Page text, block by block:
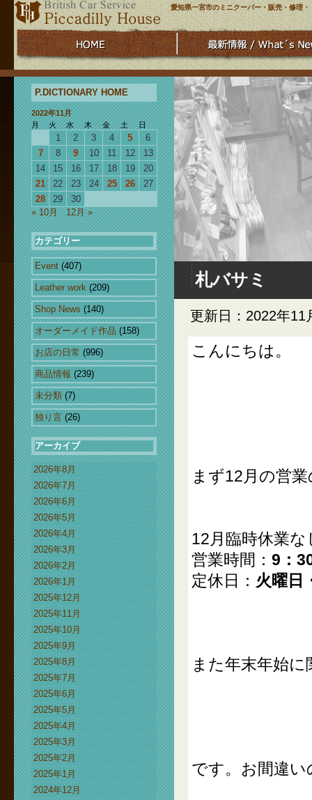
愛知県一宮市のミニクーパー・販売・修理
P.DICTIONARY HOME
2022年11月
月
火 水 木 金 土 日
1 2 3 4 5
6
7
8 9 10 11 12
13
14
15 16 17 18 19
20
21
22 23 24 25 26
27
28
29
30
« 10月
12月 »
カテゴリー
Event (407)
Leather work (209)
Shop News (140)
オーダーメイド作品 (158)
お店の日常 (996)
商品情報 (239)
未分類 (7)
独り言 (26)
アーカイブ
2026年8月
2026年7月
2026年6月
2026年5月
2026年4月
2026年3月
2026年2月
2026年1月
2025年12月
2025年11月
2025年10月
2025年9月
2025年8月
2025年7月
2025年6月
2025年5月
2025年4月
2025年3月
2025年2月
2025年1月
2024年12月
札バサミ
更新日：2022年11
こんにちは。
まず12月の営
12月臨時休業な
営業時間： 9：
定休日： 火曜日
また年末年始
です。お間違